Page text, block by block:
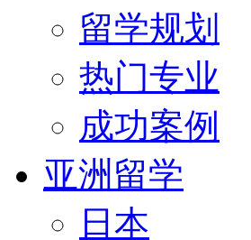
留学规划
热门专业
成功案例
亚洲留学
日本